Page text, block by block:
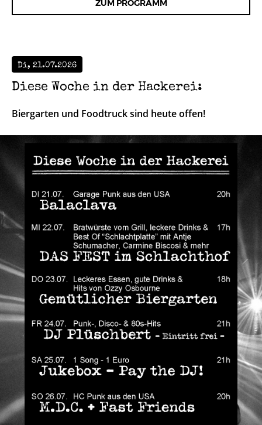
ZUM PROGRAMM
Di, 21.07.2026
Diese Woche in der Hackerei:
Biergarten und Foodtruck sind heute offen!